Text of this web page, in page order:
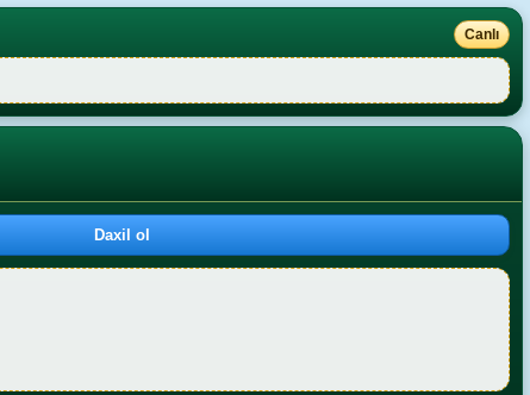
Canlı
Daxil ol